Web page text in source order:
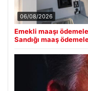
06/08/2026
Emekli maaşı
Sandığı maaş